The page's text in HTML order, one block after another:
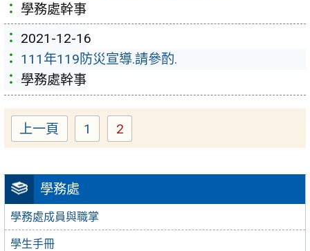
學務處
學務處成員與職掌
學生手冊
學務處幹事
2021-12-16
111年119防災宣導.請參酌.
學務處幹事
上一頁 Page
1 2